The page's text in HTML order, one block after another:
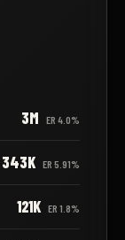
3M ER 4.0%
343K ER 5.91%
121K ER 1.8%